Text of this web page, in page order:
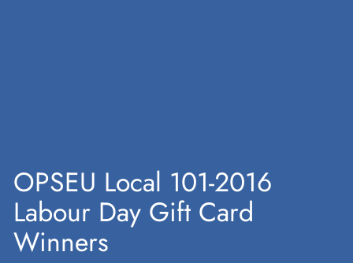
content
OPSEU Local 101-2016
Labour Day Gift Card
Winners